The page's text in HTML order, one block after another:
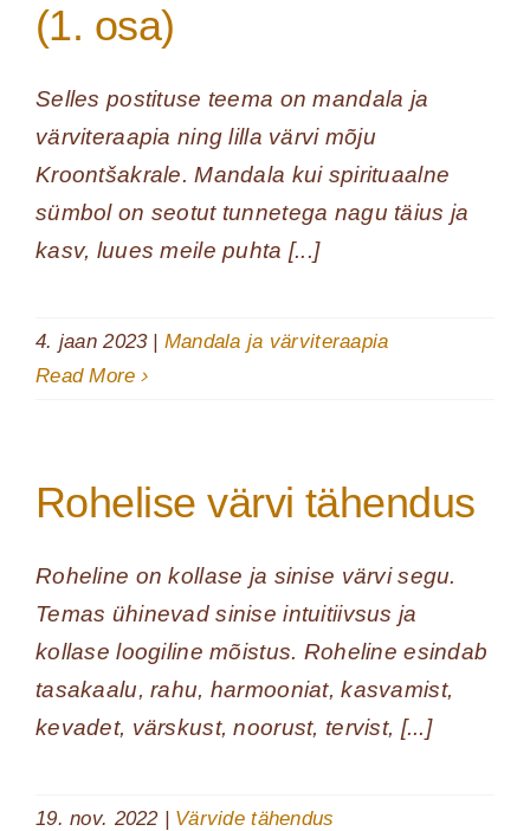
(1. osa)
Selles postituse teema on mandala ja
värviteraapia ning lilla värvi mõju
Kroontšakrale. Mandala kui spirituaalne
sümbol on seotut tunnetega nagu täius ja
kasv, luues meile puhta [...]
4. jaan 2023 | Mandala ja värviteraapia
Read More
Rohelise värvi tähendus
Roheline on kollase ja sinise värvi segu.
Temas ühinevad sinise intuitiivsus ja
kollase loogiline mõistus. Roheline esindab
tasakaalu, rahu, harmooniat, kasvamist,
kevadet, värskust, noorust, tervist, [...]
19. nov. 2022 | Värvide tähendus